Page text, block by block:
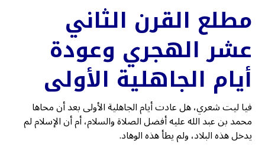
مطلع القرن الثاني
عشر الهجري وعودة
أيام الجاهلية الأولى
فيا ليت شعري، هل عادت أيام الجاهلية الأولى بعد أن محاها
محمد بن عبد الله عليه أفضل الصلاة والسلام، أم أن الإسلام لم
يدخل هذه البلاد، ولم يطأ هذه الوهاد.